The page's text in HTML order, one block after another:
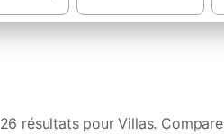
26 résultats pour Villas.